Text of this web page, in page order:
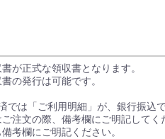
が正式な領収書となります。
の発行は可能です。
では「ご利用明細」が、銀行振
注文の際、備考欄にご明記してく
考欄にご明記ください。